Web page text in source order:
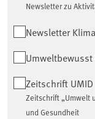
Newsletter zu
Newsletter
Umweltbewusst
Zeitschrift UMID
Zeitschrift „Umwelt
und Gesundheit